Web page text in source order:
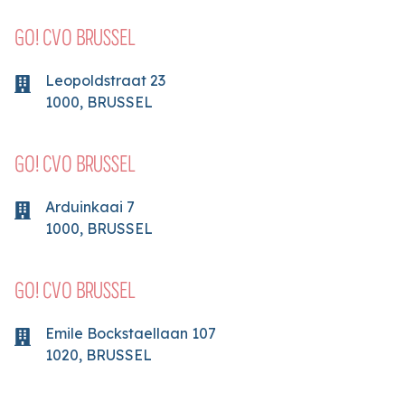
GO! CVO BRUSSEL
Leopoldstraat 23
1000, BRUSSEL
GO! CVO BRUSSEL
Arduinkaai 7
1000, BRUSSEL
GO! CVO BRUSSEL
Emile Bockstaellaan 107
1020, BRUSSEL